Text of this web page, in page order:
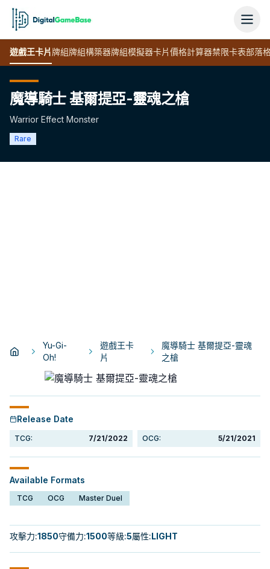
遊戲王卡片牌組牌組構築器牌組模擬器卡片價格計算器禁限卡表部落
魔導騎士 基爾提亞-靈魂之槍
Warrior Effect Monster
Rare
Yu-Gi-
Oh!
遊戲王卡
片
魔導騎士 基爾提亞-靈魂
之槍
Release Date
TCG: 7/21/2022 OCG: 5/21/2021
Available Formats
TCG OCG Master Duel
攻擊力:1850守備力:1500等級:5屬性:LIGHT